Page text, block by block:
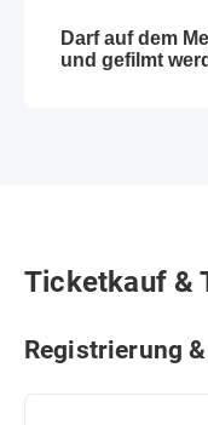
Darf auf dem
und gefilmt
Ticketkauf &
Registrierung